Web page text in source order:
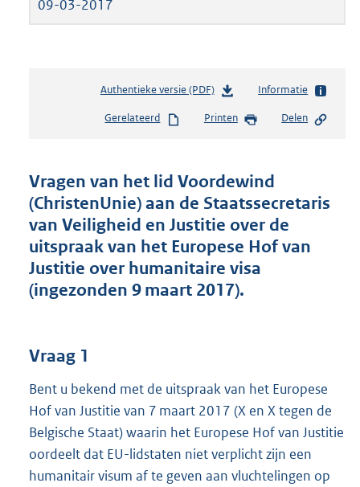
09-03-2017
Authentieke versie (PDF)b
s
d
s
g
r
o
t
K
b
Informatie
Gerelateerd Printen Delen
Vragen van het lid Voordewind
(ChristenUnie) aan de Staatssecretaris
van Veiligheid en Justitie over de
uitspraak van het Europese Hof van
Justitie over humanitaire visa
(ingezonden 9 maart 2017).
Vraag 1
Bent u bekend met de uitspraak van het Europese
Hof van Justitie van 7 maart 2017 (X en X tegen de
Belgische Staat) waarin het Europese Hof van Justitie
oordeelt dat EU-lidstaten niet verplicht zijn een
humanitair visum af te geven aan vluchtelingen op